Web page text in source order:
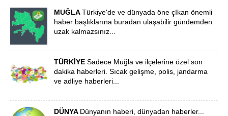
MUĞLATürkiye'de ve dünyada öne çIkan önemli
haber başlıklarına buradan ulaşabilir gündemden
uzak kalmazsınız...
TÜRKİYESadece Muğla ve ilçelerine özel son
dakika haberleri. Sıcak gelişme, polis, jandarma
ve adliye haberleri...
DÜNYA Dünyanın haberi, dünyadan haberler...